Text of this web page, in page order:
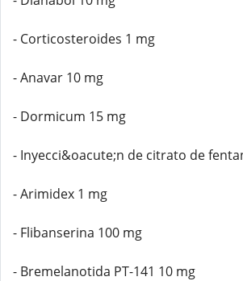
- Corticosteroides 1 mg
- Anavar 10 mg
- Dormicum 15 mg
- Inyecci&oacute;n de citrato de
- Arimidex 1 mg
- Flibanserina 100 mg
- Bremelanotida PT-141 10 mg